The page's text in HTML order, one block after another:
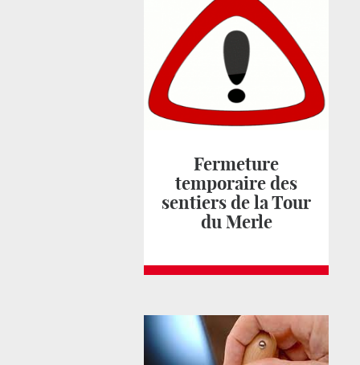
Fermeture
temporaire des
sentiers de la Tour
du Merle